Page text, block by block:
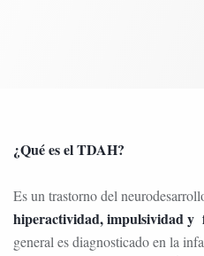
¿Qué es el TDAH?
Es un trastorno del
hiperactividad, impulsividad y
general es diagnosticado en la